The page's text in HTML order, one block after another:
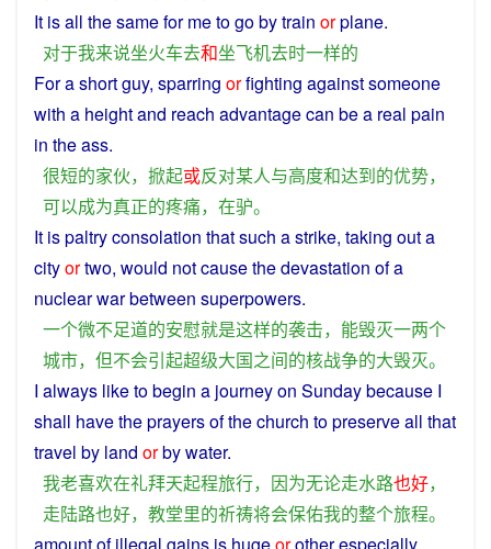
It is all thesamefor metogobytrain orplane.
对于我来说坐火车去和坐飞机去时一样的
For ashortguy, sparring orfighting againstsomeone
with a heightand reach advantagecan bea real pain
in the ass.
很短的家伙， 掀起或反对某人与高度和达到的优势，
可以成为真正的疼痛， 在驴。
It ispaltryconsolation thatsuch astrike, taking outa
cityortwo, would notcausethedevastation ofa
nuclear warbetween superpowers.
一个微不足道的安慰就是这样的袭击， 能毁灭一两个
城市， 但不会引起超级大国之间的核战争的大毁灭。
I always liketo begin a journeyon Sundaybecause I
shall have theprayersofthechurch topreserveall that
travel by land orbywater.
我老喜欢在礼拜天起程旅行， 因为无论走水路也好，
走陆路也好， 教堂里的祈祷将会保佑我的整个旅程。